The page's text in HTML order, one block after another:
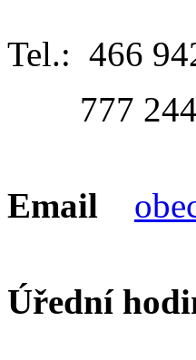
Tel.: 466
777 244
Email
Úřední